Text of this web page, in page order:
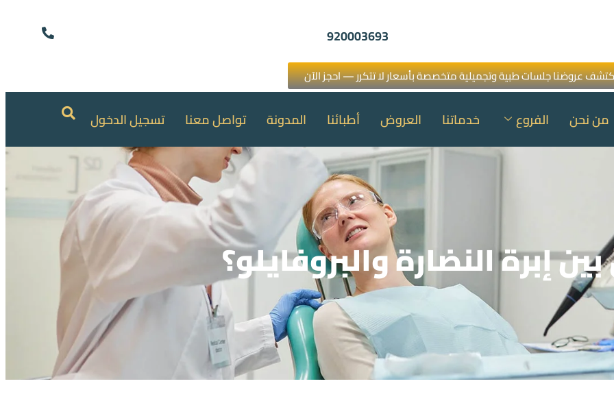
920003693
عروضنا جلسات طبية وتجميلية متخصصة بأسعار لا تتكرر — احجز الآن
من نحن الفروع خدماتنا العروض أطبائنا المدونة تواصل معنا تسجيل الدخول
إبرة النضارة والبروفايلو؟